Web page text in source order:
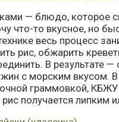
— блюдо, которое
что-то вкусное, но
весь процесс
рис, обжарить
В результате
с морским вкусом. В
граммовкой,
получается липким